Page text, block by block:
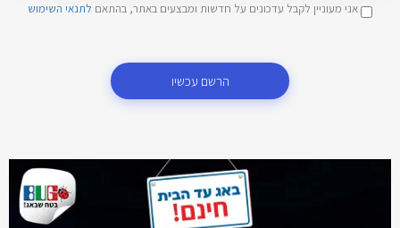
אני מעוניין לקבל עדכונים על חדשות ומבצעים באתר, בהתאם לתנאי השימוש
הרשם עכשיו